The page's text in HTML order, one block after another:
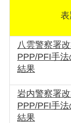
表
八雲警察署
PPP/PFI手
結果
岩内警察署
PPP/PFI手
結果